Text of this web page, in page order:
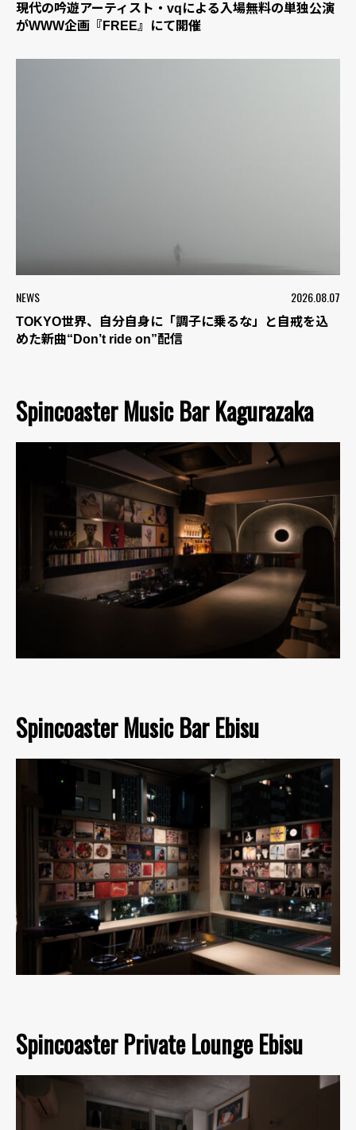
現代の吟遊アーティスト・vqによる入場無料の単独公演
がWWW企画『FREE』にて開催
NEWS 2026.08.07
TOKYO世界、自分自身に「調子に乗るな」と自戒を込
めた新曲“Don’t ride on”配信
Spincoaster Music Bar Kagurazaka
Spincoaster Music Bar Ebisu
Spincoaster Private Lounge Ebisu